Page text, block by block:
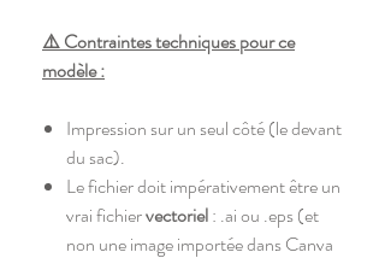
⚠️ Contraintes techniques pour ce
modèle :
Impression sur un seul côté (le devant
du sac).
Le fichier doit impérativement être un
vrai fichiervectoriel: .ai ou .eps (et
non une image importée dans Canva